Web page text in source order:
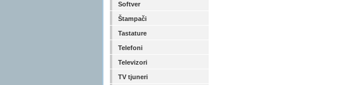
Softver
Štampači
Tastature
Telefoni
Televizori
TV tjuneri